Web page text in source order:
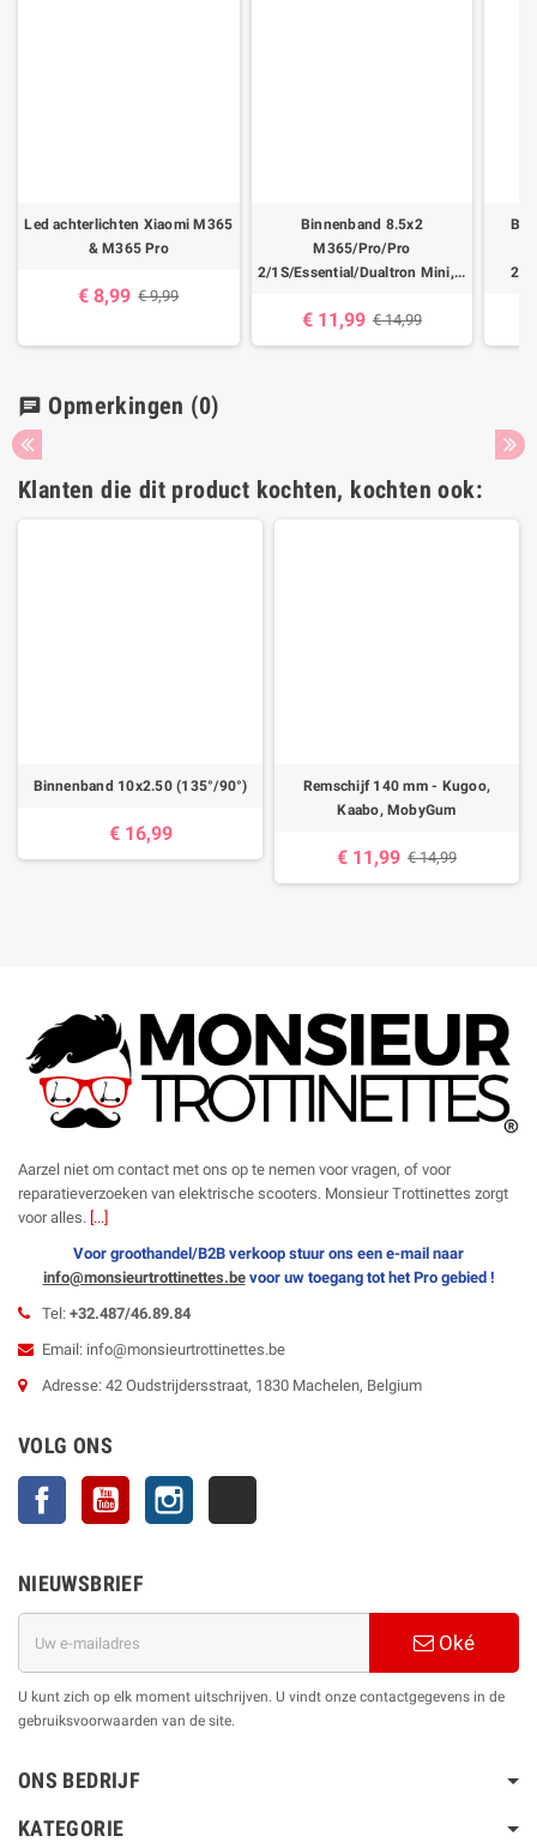
Led achterlichten Xiaomi M365
& M365 Pro
€ 8,99 € 9,99
Binnenband 8.5x2
M365/Pro/Pro
2/1S/Essential/Dualtron Mini,...
€ 11,99 € 14,99
2/
chat Opmerkingen (0)
Klanten die dit product kochten, kochten ook:
Binnenband 10x2.50 (135°/90°)
€ 16,99
Remschijf 140 mm - Kugoo,
Kaabo, MobyGum
€ 11,99 € 14,99
Aarzel niet om contact met ons op te nemen voor vragen, of voor
reparatieverzoeken van elektrische scooters. Monsieur Trottinettes zorgt
voor alles. [...]
Voor groothandel/B2B verkoop stuur ons een e-mail naar
info@monsieurtrottinettes.bevoor uw toegang tot het Pro gebied !
Tel: +32.487/46.89.84
Email: info@monsieurtrottinettes.be
Adresse: 42 Oudstrijdersstraat, 1830 Machelen, Belgium
VOLG ONS
Facebook YouTube
NIEUWSBRIEF
Oké
U kunt zich op elk moment uitschrijven. U vindt onze contactgegevens in de
gebruiksvoorwaarden van de site.
ONS BEDRIJF
KATEGORIE